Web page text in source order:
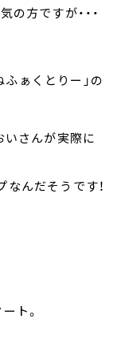
方ですが・・・
ぁくとりー」の
いさんが実際に
んだそうです！
ト。